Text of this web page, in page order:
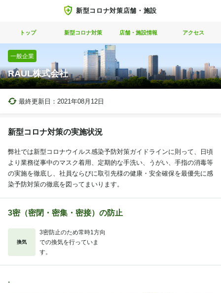
新型コロナ対策店舗・施設
トップ 新型コロナ対策 店舗・施設情報 アクセス
一般企業
RAUL株式会社
最終更新日： 2021年08月12日
新型コロナ対策の実施状況
弊社では新型コロナウイルス感染予防対策ガイドラインに則って、日頃
より業務従事中のマスク着用、定期的な手洗い、うがい、手指の消毒等
の実施を徹底し、社員ならびに取引先様の健康・安全確保を最優先に感
染予防対策の徹底を図ってまいります。
3密（密閉・密集・密接）の防止
換気
3密防止のため常時1方向
での換気を行っていま
す。
.